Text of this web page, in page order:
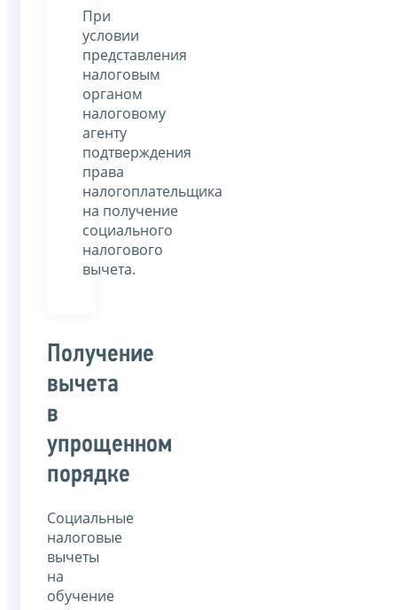
При
условии
представления
налоговым
органом
налоговому
агенту
подтверждения
права
налогоплательщика
на получение
социального
налогового
вычета.
Получение
вычета
в
упрощенном
порядке
Социальные
налоговые
вычеты
на
обучение